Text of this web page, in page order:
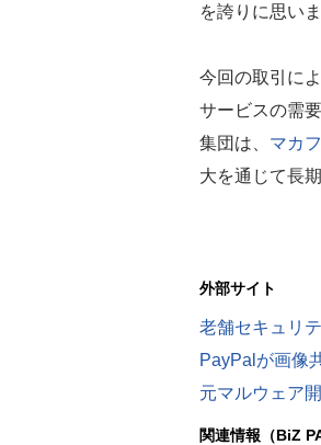
を誇りに思い
今回の取引によ
サービスの需
集団は、 マカ
大を通じて長
外部サイト
元マルウェア
関連情報（BiZ